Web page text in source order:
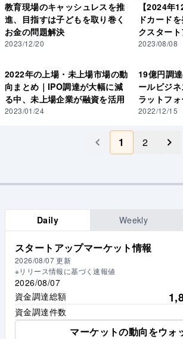
教育現場のキャッシュレスを推
進、目指すは子どもを取り巻く
お金の問題解決
2023/12/20
【2024年
ドカード
クスター
2023/08/08
2022年の上場・未上場市場の動
向まとめ｜IPO調達が大幅に減
る中、未上場企業が融資を活用
2023/01/24
19億円調
ールビジ
ラットフ
2022/12/15
1 2
Daily Weekly
スタートアップマーケット情報
2026/08/07 更新
※リリース情報に基づく速報値
2026/08/07
資金調達総額
資金調達件数
マーケットの動向をウォ